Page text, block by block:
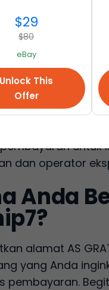
Cepat (1-2 jam)
yang masuk!
selama 60 hari!
aman untuk
untuk
dan operator
Anda
alamat AS
yang Anda
pembayaran.
$29
$80
eBay
Unlock This
Offer